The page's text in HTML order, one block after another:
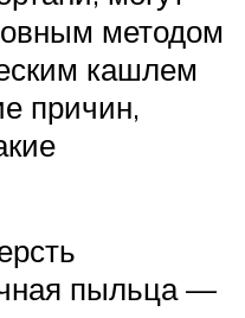
методом
кашлем
причин,
пыльца —